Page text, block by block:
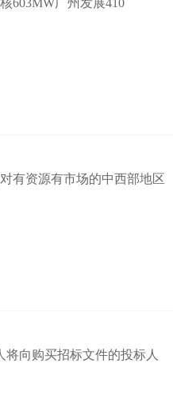
603MW广州发展410
有资源有市场的中西部地区
将向购买招标文件的投标人